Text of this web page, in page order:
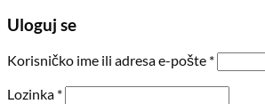
Uloguj se
Korisničko ime ili adresa e-pošte *
Lozinka *Obavezno